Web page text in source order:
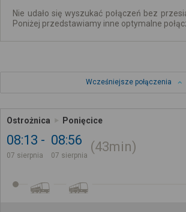
Nie udało się wyszukać połączeń bez
Poniżej przedstawiamy inne optymalne
Wcześniejsze połączenia
Ostrożnica Ponięcice
08:13
07 sierpnia
08:56
07 sierpnia
43min